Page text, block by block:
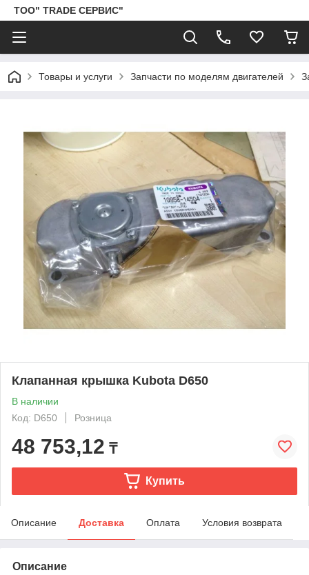
ТОО" TRADE СЕРВИС"
Товары и услуги Запчасти по моделям двигателей
Клапанная крышка Kubota D650
В наличии
Код: D650
Розница
48 753,12 ₸
Купить
Описание Доставка Оплата Условия возврата
Описание